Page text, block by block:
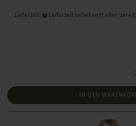
Lieferzeit: Lieferzeit unbekannt aber
IN DEN